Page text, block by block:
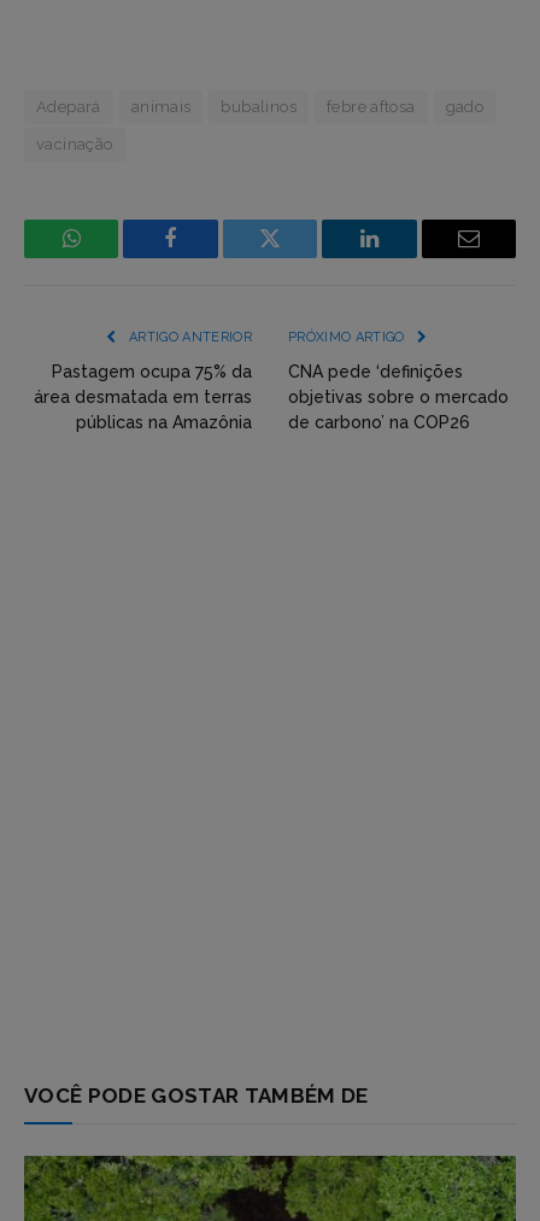
Adepará animais bubalinos febre aftosa gado
vacinação
WhatsApp Facebook
Incorpore
(YouTube,
Twitter,
Flickr
LinkedIn Email
ARTIGO ANTERIOR
Pastagem ocupa 75% da
área desmatada em terras
públicas na Amazônia
PRÓXIMO ARTIGO
CNA pede ‘definições
objetivas sobre o mercado
de carbono’ na COP26
VOCÊ PODE GOSTAR TAMBÉM DE